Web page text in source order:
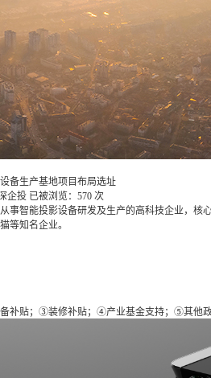
备生产基地项目布局选址
企投 已被浏览：570 次
事智能投影设备研发及生产的高科技企业，核
等知名企业。
补贴；③装修补贴；④产业基金支持；⑤其他